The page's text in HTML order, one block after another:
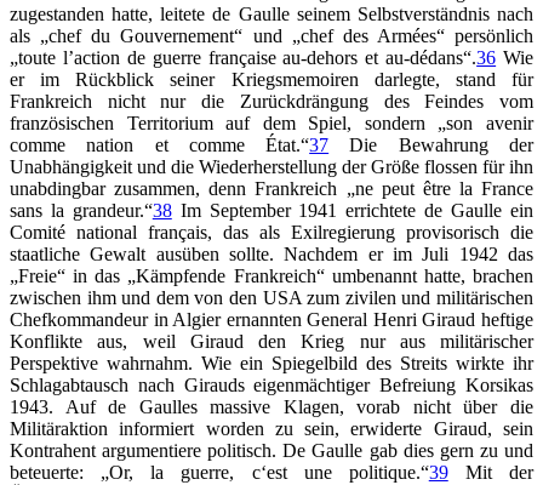
zugestanden hatte, leitete de Gaulle seinem Selbstverständnis nach
als „chef du Gouvernement“ und „chef des Armées“ persönlich
„toute l’action de guerre française au-dehors et au-dédans“.36 Wie
er im Rückblick seiner Kriegsmemoiren darlegte, stand für
Frankreich nicht nur die Zurückdrängung des Feindes vom
französischen Territorium auf dem Spiel, sondern „son avenir
comme nation et comme État.“37 Die Bewahrung der
Unabhängigkeit und die Wiederherstellung der Größe flossen für ihn
unabdingbar zusammen, denn Frankreich „ne peut être la France
sans la grandeur.“38Im September 1941 errichtete de Gaulle ein
Comité national français, das als Exilregierung provisorisch die
staatliche Gewalt ausüben sollte. Nachdem er im Juli 1942 das
„Freie“ in das „Kämpfende Frankreich“ umbenannt hatte, brachen
zwischen ihm und dem von den USA zum zivilen und militärischen
Chefkommandeur in Algier ernannten General Henri Giraud heftige
Konflikte aus, weil Giraud den Krieg nur aus militärischer
Perspektive wahrnahm. Wie ein Spiegelbild des Streits wirkte ihr
Schlagabtausch nach Girauds eigenmächtiger Befreiung Korsikas
1943. Auf de Gaulles massive Klagen, vorab nicht über die
Militäraktion informiert worden zu sein, erwiderte Giraud, sein
Kontrahent argumentiere politisch. De Gaulle gab dies gern zu und
beteuerte: „Or, la guerre, c‘est une politique.“39Mit der